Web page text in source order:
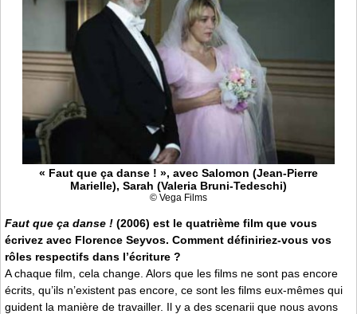
« Faut que ça danse ! », avec Salomon (Jean-Pierre
Marielle), Sarah (Valeria Bruni-Tedeschi)
© Vega Films
Faut que ça danse ! (2006) est le quatrième film que vous
écrivez avec Florence Seyvos. Comment définiriez-vous vos
rôles respectifs dans l’écriture ?
A chaque film, cela change. Alors que les films ne sont pas encore
écrits, qu’ils n’existent pas encore, ce sont les films eux-mêmes qui
guident la manière de travailler. Il y a des scenarii que nous avons